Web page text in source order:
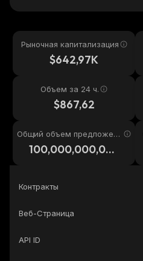
Рыночная капитализация
$642,97K
Объем за 24 ч.
$867,62
Общий объем предложени
100,000,000,00
Контракты
Веб-Страница
API ID